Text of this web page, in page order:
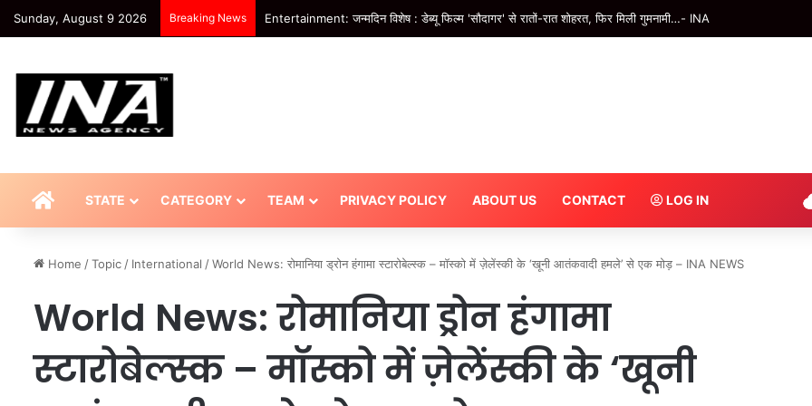
Sunday, August 9 2026 Breaking News Entertainment: जन्मदिन विशेष : डेब्यू फिल्म 'सौदागर' से रातों-रात शोहरत, फिर मिली गुमनामी…- INA
HOMESTATE CATEGORY TEAM PRIVACY POLICY ABOUT US CONTACT LOG IN
Home /Topic / International /World News: रोमानिया ड्रोन हंगामा स्टारोबेल्स्क – मॉस्को में ज़ेलेंस्की के ‘खूनी आतंकवादी हमले’ से एक मोड़ – INA NEWS
World News: रोमानिया ड्रोन हंगामा
स्टारोबेल्स्क – मॉस्को में ज़ेलेंस्की के ‘खूनी